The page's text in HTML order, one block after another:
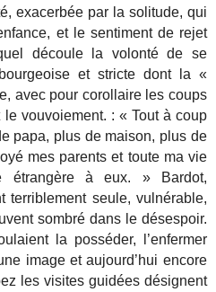
exacerbée par la solitude, qui
et le sentiment de rejet
découle la volonté de se
et stricte dont la «
avec pour corollaire les coups
vouvoiement. : « Tout à coup
papa, plus de maison, plus de
mes parents et toute ma vie
étrangère à eux. » Bardot,
terriblement seule, vulnérable,
sombré dans le désespoir.
la posséder, l’enfermer
image et aujourd’hui encore
les visites guidées désignent